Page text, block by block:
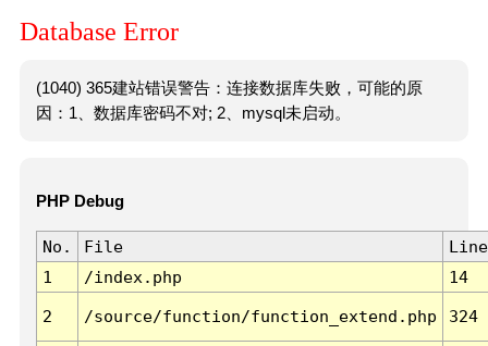
Database Error
(1040) 365建站错误警告：连接数据库失败，可能的原
因：1、数据库密码不对; 2、mysql未启动。
PHP Debug
No. File
Line
1
/index.php 14
2 /source/function/function_extend.php 324